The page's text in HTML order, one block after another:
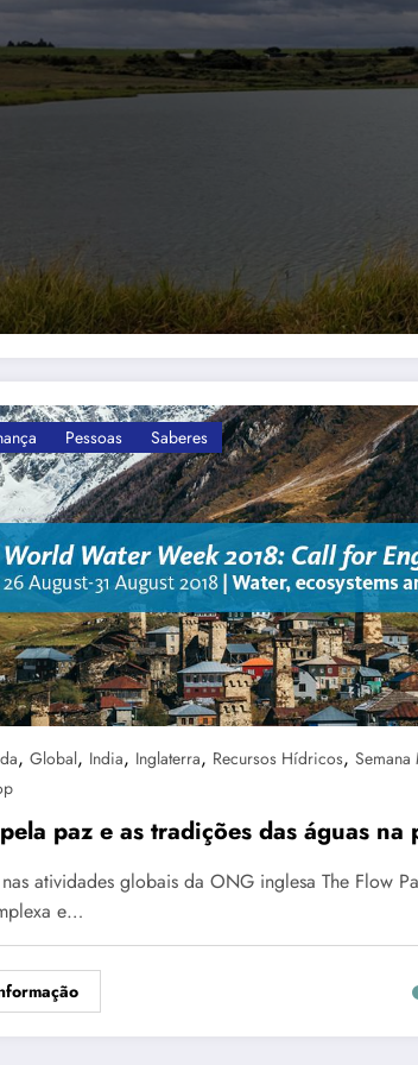
Pessoas Saberes
, Global, India, Inglaterra, Recursos Hídricos, Semana
paz e as tradições das águas na
atividades globais da ONG inglesa The Flow
e…